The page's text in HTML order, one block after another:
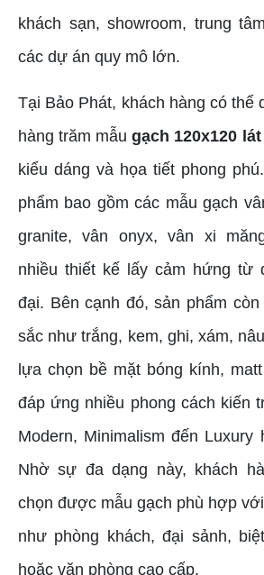
khách sạn, showroom, trung
các dự án quy mô lớn.
Tại Bảo Phát, khách hàng có thể
hàng trăm mẫugạch 120x120
kiểu dáng và họa tiết phong
phẩm bao gồm các mẫu gạch
granite, vân onyx, vân xi
nhiều thiết kế lấy cảm hứng từ
đại. Bên cạnh đó, sản phẩm
sắc như trắng, kem, ghi, xám,
lựa chọn bề mặt bóng kính,
đáp ứng nhiều phong cách kiến
Modern, Minimalism đến Luxury
Nhờ sự đa dạng này, khách
chọn được mẫu gạch phù hợp
như phòng khách, đại sảnh,
hoặc văn phòng cao cấp.